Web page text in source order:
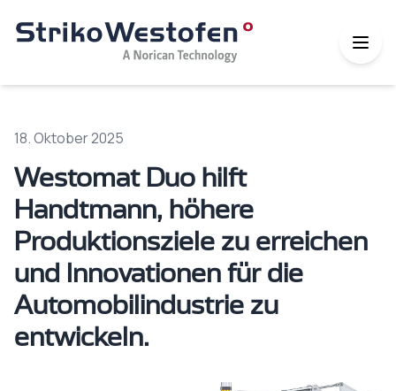
18. Oktober 2025
Westomat Duo hilft
Handtmann, höhere
Produktionsziele zu erreichen
und Innovationen für die
Automobilindustrie zu
entwickeln.